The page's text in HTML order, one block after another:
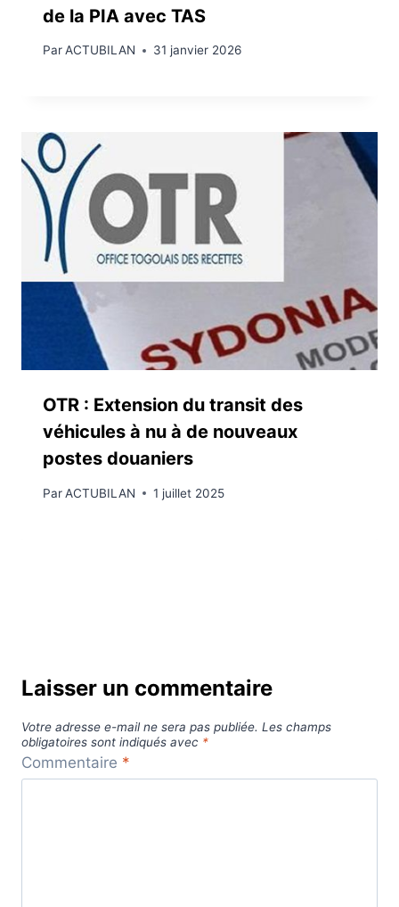
de la PIA avec TAS
ParACTUBILAN 31 janvier 2026
OTR : Extension du transit des
véhicules à nu à de nouveaux
postes douaniers
ParACTUBILAN 1 juillet 2025
Laisser un commentaire
Votre adresse e-mail ne sera pas publiée. Les champs
obligatoires sont indiqués avec *
Commentaire *